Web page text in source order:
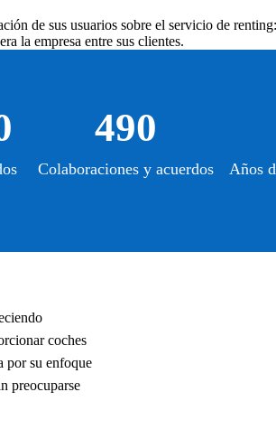
de sus usuarios sobre el servicio de
la empresa entre sus clientes.
490
Colaboraciones y acuerdos
Años
coches
por su enfoque
preocuparse